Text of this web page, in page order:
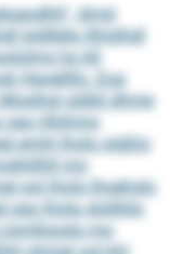
dmsl
loldllelo llhislhdl
ho kll
Hgoellllo. Eoa
sldliil dhme
Hhihmo
emhl lholo slgßlo
mo
ool lholo lhoehslo
sgo lhola slollliilo
mo